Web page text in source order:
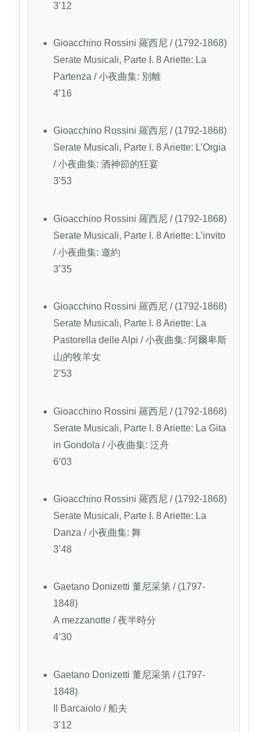
3’12
Gioacchino Rossini 羅西尼 / (1792-1868)
Serate Musicali, Parte I. 8 Ariette: La
Partenza / 小夜曲集: 別離
4’16
Gioacchino Rossini 羅西尼 / (1792-1868)
Serate Musicali, Parte I. 8 Ariette: L’Orgia
/ 小夜曲集: 酒神節的狂宴
3’53
Gioacchino Rossini 羅西尼 / (1792-1868)
Serate Musicali, Parte I. 8 Ariette: L’invito
/ 小夜曲集: 邀約
3’35
Gioacchino Rossini 羅西尼 / (1792-1868)
Serate Musicali, Parte I. 8 Ariette: La
Pastorella delle Alpi / 小夜曲集: 阿爾卑斯
山的牧羊女
2’53
Gioacchino Rossini 羅西尼 / (1792-1868)
Serate Musicali, Parte I. 8 Ariette: La Gita
in Gondola / 小夜曲集: 泛舟
6’03
Gioacchino Rossini 羅西尼 / (1792-1868)
Serate Musicali, Parte I. 8 Ariette: La
Danza / 小夜曲集: 舞
3’48
Gaetano Donizetti 董尼采第 / (1797-
1848)
A mezzanotte / 夜半時分
4’30
Gaetano Donizetti 董尼采第 / (1797-
1848)
Il Barcaiolo / 船夫
3’12